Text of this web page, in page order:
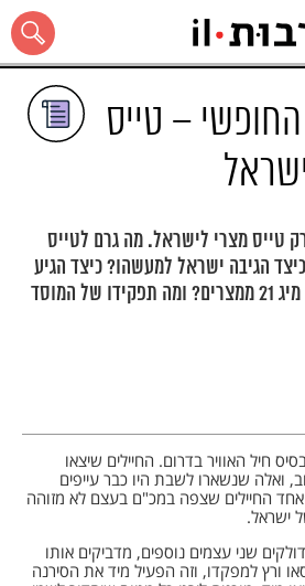
– טייס
54 שנים, ערק טייס מצרי לישראל. מה גרם לטייס
הגיבה ישראל למעשהו? כיצד הגיע
לארץ שנתיים לאחר מכן מיג 21 ממצרים? ומה תפקידו של המוסד
חיל האוויר בדרום. החיילים שיצאו
ואלה שנשארו לשבת היו כבר עייפים
החיילים שצפה במכ"ם בעצם לא מזוהה
ישראל.
שני עצמים נוספים, מדביקים אותו
ורץ למפקדו, וזה הפעיל מיד את הסירנה